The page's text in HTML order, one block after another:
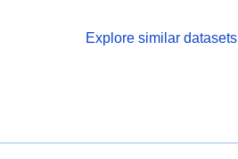
Explore similar datasets